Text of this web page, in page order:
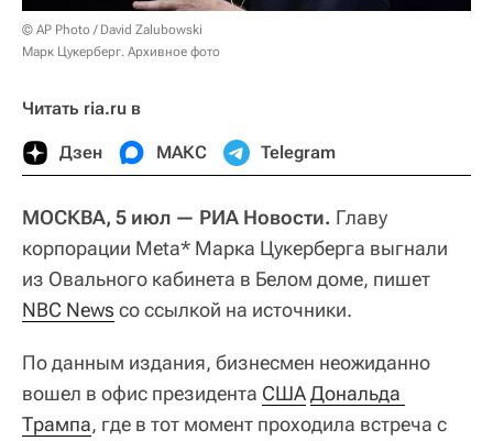
© AP Photo / David Zalubowski
Марк Цукерберг. Архивное фото
Читать ria.ru в
Дзен МАКС Telegram
МОСКВА, 5 июл — РИА Новости. Главу
корпорации Meta* Марка Цукерберга выгнали
из Овального кабинета в Белом доме, пишет
NBC News со ссылкой на источники.
По данным издания, бизнесмен неожиданно
вошел в офис президента СШАДональда
Трампа, где в тот момент проходила встреча с